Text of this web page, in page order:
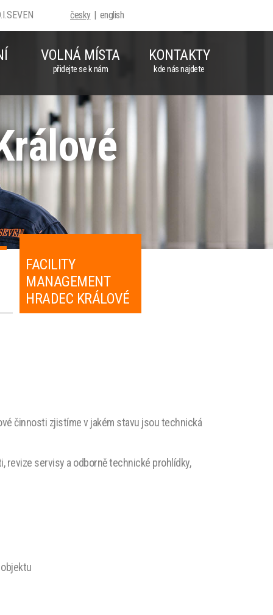
česky english
VOLNÁ MÍSTA
přidejte se k nám
KONTAKTY
kde nás najdete
FACILITY
MANAGEMENT
HRADEC KRÁLOVÉ
činnosti zjistíme v jakém stavu jsou technická
revize servisy a odborně technické prohlídky,